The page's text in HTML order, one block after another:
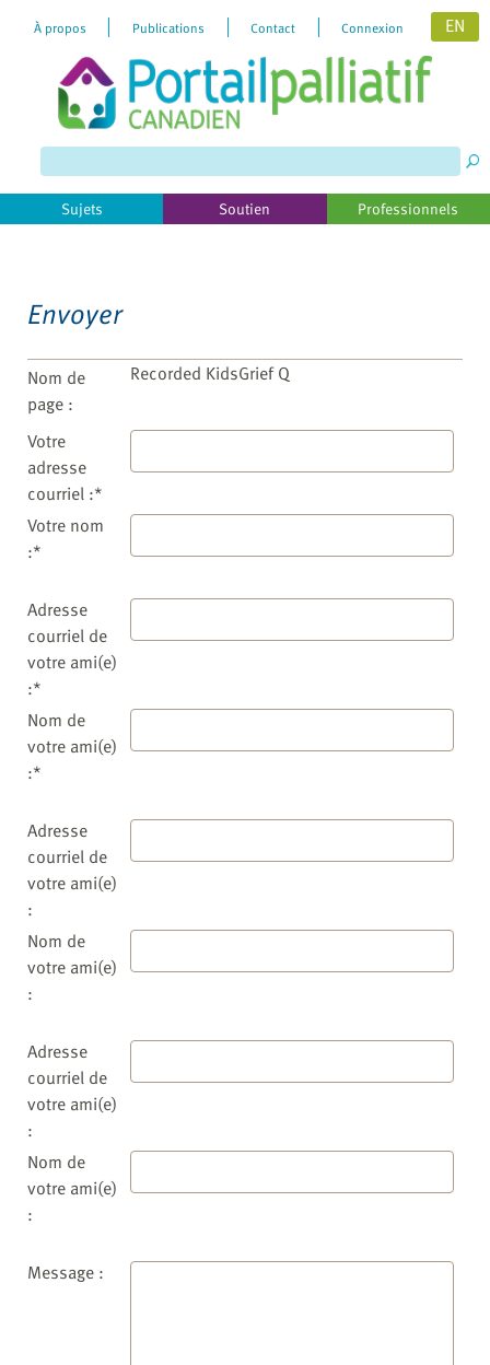
website
includes
an
À propos Publications Contact Connexion EN
Sujets Soutien Professionnels
Envoyer
Nom de
page :
Recorded KidsGrief Q
Votre
adresse
courriel :*
Votre nom
:*
Adresse
courriel de
votre ami(e)
:*
Nom de
votre ami(e)
:*
Adresse
courriel de
votre ami(e)
:
Nom de
votre ami(e)
:
Adresse
courriel de
votre ami(e)
:
Nom de
votre ami(e)
:
Message :